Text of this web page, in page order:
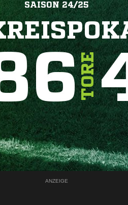
SAISON 24/25
TORE
ANZEIGE